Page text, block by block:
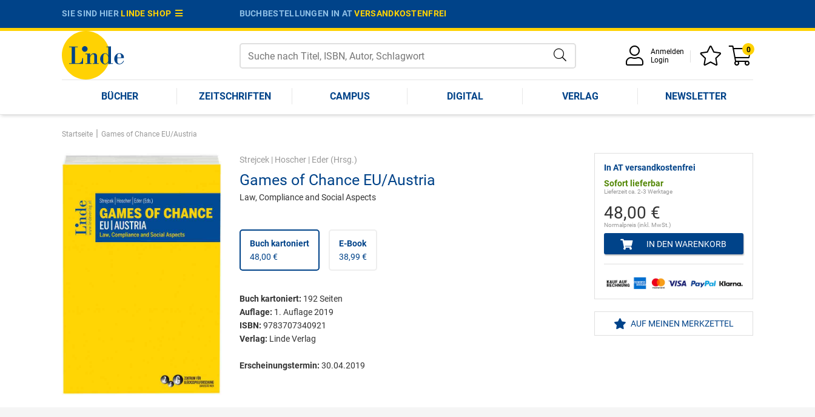
SIE SIND HIERLINDE SHOP BUCHBESTELLUNGEN IN ATVERSANDKOSTENFREI
Anmelden
Login
0
BÜCHER ZEITSCHRIFTEN CAMPUS DIGITAL VERLAG NEWSLETTER
Startseite | Games of Chance EU/Austria
Strejcek| Hoscher| Eder(Hrsg.)
Games of Chance EU/Austria
Law, Compliance and Social Aspects
Buch kartoniert
48,00 €
E-Book
38,99 €
Buch kartoniert: 192 Seiten
Auflage: 1. Auflage 2019
ISBN: 9783707340921
Verlag: Linde Verlag
Erscheinungstermin: 30.04.2019
In AT versandkostenfrei
Sofort lieferbar
Lieferzeit ca. 2-3 Werktage
48,00 €
Normalpreis (inkl. MwSt.)
IN DEN WARENKORB
AUF MEINEN MERKZETTEL